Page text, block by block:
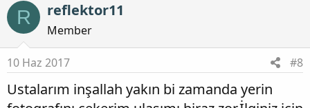
R reflektor11
Member
10 Haz 2017 #8
Ustalarım inşallah yakın bi zamanda yerin